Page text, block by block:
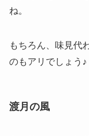
ね。
もちろん、味見代
のもアリでしょう♪
渡月の風